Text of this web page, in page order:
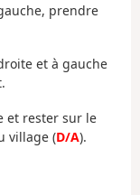
prendre
et à gauche
et rester sur le
village (D/A).